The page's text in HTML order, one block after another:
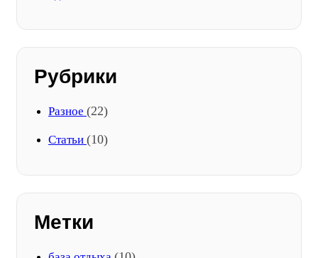
Рубрики
Разное (22)
Статьи (10)
Метки